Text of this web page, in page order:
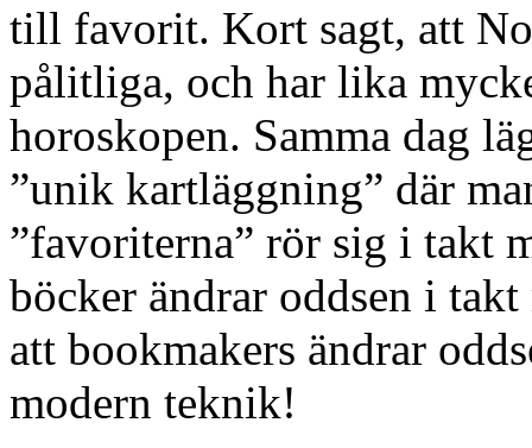
till favorit. Kort sagt, att
pålitliga, och har lika
horoskopen. Samma dag
”unik kartläggning” där
”favoriterna” rör sig i takt
böcker ändrar oddsen i
att bookmakers ändrar
modern teknik!